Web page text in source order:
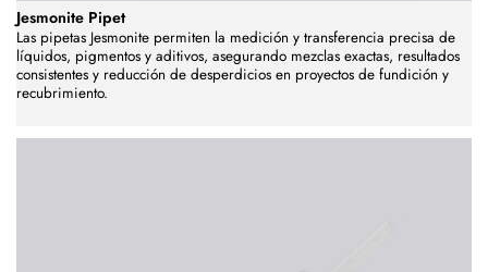
Jesmonite Pipet
Las pipetas Jesmonite permiten la medición y transferencia precisa de
líquidos, pigmentos y aditivos, asegurando mezclas exactas, resultados
consistentes y reducción de desperdicios en proyectos de fundición y
recubrimiento.